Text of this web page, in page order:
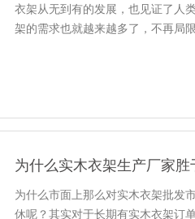
衣架从无到有的发展，也见证了人
架的需求也就越来越多了，不再局
为什么实木衣架生产厂家
为什么市面上那么对实木衣架批发
休呢？其实对于长期有实木衣架订